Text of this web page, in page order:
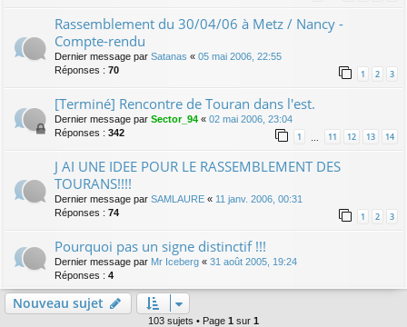
Rassemblement du 30/04/06 à Metz / Nancy -
Compte-rendu
Dernier message par Satanas « 05 mai 2006, 22:55
Réponses : 70 1 2 3
[Terminé] Rencontre de Touran dans l'est.
Dernier message par Sector_94 « 02 mai 2006, 23:04
Réponses : 342 1 11 12 13 14
J AI UNE IDEE POUR LE RASSEMBLEMENT DES
TOURANS!!!!
Dernier message par SAMLAURE « 11 janv. 2006, 00:31
Réponses : 74 1 2 3
Pourquoi pas un signe distinctif !!!
Dernier message par Mr Iceberg « 31 août 2005, 19:24
Réponses : 4
Nouveau sujet
103 sujets • Page 1 sur 1